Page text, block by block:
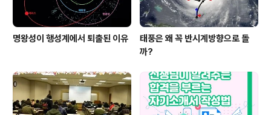
명왕성이 행성계에서 퇴출된 이유
태풍은 왜 꼭 반시계방향으로 돌
까?